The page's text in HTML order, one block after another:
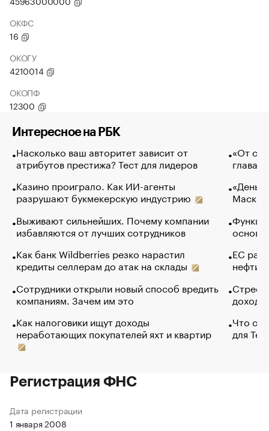
ОКФС
16
ОКОГУ
4210014
ОКОПФ
12300
Интересное на РБК
Насколько ваш авторитет зависит от
атрибутов престижа? Тест для лидеров
Казино проиграло. Как ИИ-агенты
разрушают букмекерскую индустрию
Выживают сильнейших. Почему компании
избавляются от лучших сотрудников
Как банк Wildberries резко нарастил
кредиты селлерам до атак на склады
Сотрудники открыли новый способ вредить
компаниям. Зачем им это
Как налоговики ищут доходы
неработающих покупателей яхт и квартир
«От
глава
Маск в
основ
ЕС
нефти
Что
для
Регистрация ФНС
Дата регистрации
1 января 2008